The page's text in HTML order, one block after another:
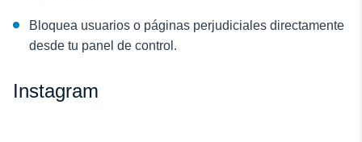
Bloquea usuarios o páginas perjudiciales directamente
desde tu panel de control.
Instagram